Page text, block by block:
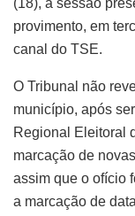
(18), a sessão
provimento, em
canal do TSE.
O Tribunal não
município, após
Regional Eleitoral
marcação de
assim que o ofício
a marcação de